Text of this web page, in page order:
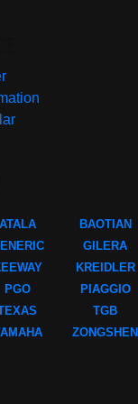
ATALA
PGO
BAOTIAN
GILERA
KREIDLER
PIAGGIO
TGB
ZONGSHEN